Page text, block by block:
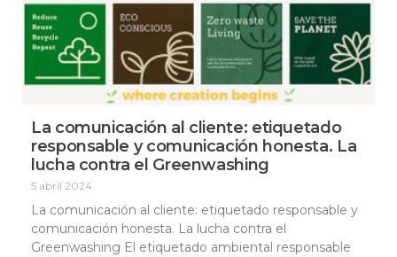
La comunicación al cliente: etiquetado
responsable y comunicación honesta. La
lucha contra el Greenwashing
5 abril 2024
La comunicación al cliente: etiquetado responsable y
comunicación honesta. La lucha contra el
Greenwashing El etiquetado ambiental responsable